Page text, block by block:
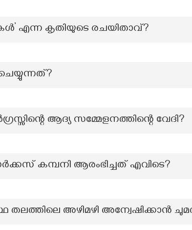
എന്ന കൃതിയുടെ രചയിതാവ്?
ആദ്യ സമ്മേളനത്തിന്റെ വേദി?
കമ്പനി ആരംഭിച്ചത് എവിടെ?
തലത്തിലെ അഴിമഴി അന്വേഷിക്കാൻ